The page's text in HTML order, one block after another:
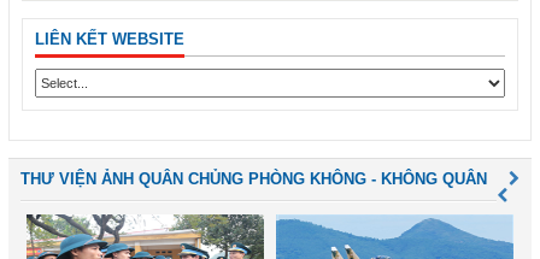
LIÊN KẾT WEBSITE
THƯ VIỆN ẢNH QUÂN CHỦNG PHÒNG KHÔNG - KHÔNG QUÂN